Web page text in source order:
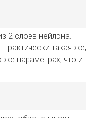
2 слоёв нейлона.
такая же,
же параметрах, что и